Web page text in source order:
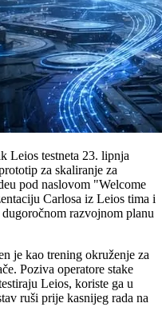
Leios testneta 23. lipnja
za skaliranje za
pod naslovom "Welcome
Carlosa iz Leios tima i
razvojnom planu
je kao trening okruženje za
Poziva operatore stake
Leios, koriste ga u
ruši prije kasnijeg rada na